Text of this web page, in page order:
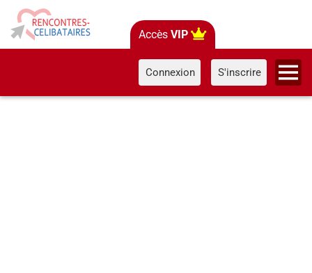
Accès VIP
Connexion S'inscrire